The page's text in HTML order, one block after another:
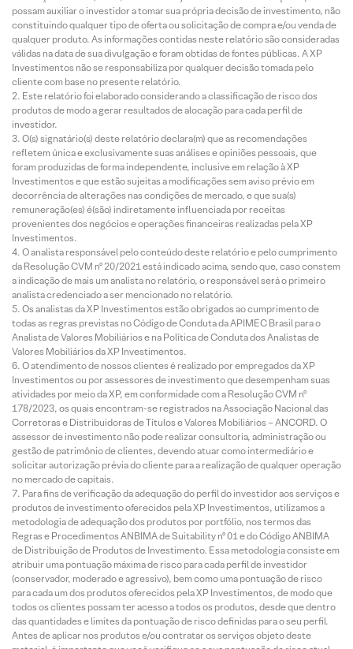
possam auxiliar o investidor a tomar sua própria decisão de investimento, não
constituindo qualquer tipo de oferta ou solicitação de compra e/ou venda de
qualquer produto. As informações contidas neste relatório são consideradas
válidas na data de sua divulgação e foram obtidas de fontes públicas. A XP
Investimentos não se responsabiliza por qualquer decisão tomada pelo
cliente com base no presente relatório.
Este relatório foi elaborado considerando a classificação de risco dos
produtos de modo a gerar resultados de alocação para cada perfil de
investidor.
O(s) signatário(s) deste relatório declara(m) que as recomendações
refletem única e exclusivamente suas análises e opiniões pessoais, que
foram produzidas de forma independente, inclusive em relação à XP
Investimentos e que estão sujeitas a modificações sem aviso prévio em
decorrência de alterações nas condições de mercado, e que sua(s)
remuneração(es) é(são) indiretamente influenciada por receitas
provenientes dos negócios e operações financeiras realizadas pela XP
Investimentos.
O analista responsável pelo conteúdo deste relatório e pelo cumprimento
da Resolução CVM nº 20/2021 está indicado acima, sendo que, caso constem
a indicação de mais um analista no relatório, o responsável será o primeiro
analista credenciado a ser mencionado no relatório.
Os analistas da XP Investimentos estão obrigados ao cumprimento de
todas as regras previstas no Código de Conduta da APIMEC Brasil para o
Analista de Valores Mobiliários e na Política de Conduta dos Analistas de
Valores Mobiliários da XP Investimentos.
O atendimento de nossos clientes é realizado por empregados da XP
Investimentos ou por assessores de investimento que desempenham suas
atividades por meio da XP, em conformidade com a Resolução CVM nº
178/2023, os quais encontram-se registrados na Associação Nacional das
Corretoras e Distribuidoras de Títulos e Valores Mobiliários – ANCORD. O
assessor de investimento não pode realizar consultoria, administração ou
gestão de patrimônio de clientes, devendo atuar como intermediário e
solicitar autorização prévia do cliente para a realização de qualquer operação
no mercado de capitais.
Para fins de verificação da adequação do perfil do investidor aos serviços e
produtos de investimento oferecidos pela XP Investimentos, utilizamos a
metodologia de adequação dos produtos por portfólio, nos termos das
Regras e Procedimentos ANBIMA de Suitability nº 01 e do Código ANBIMA
de Distribuição de Produtos de Investimento. Essa metodologia consiste em
atribuir uma pontuação máxima de risco para cada perfil de investidor
(conservador, moderado e agressivo), bem como uma pontuação de risco
para cada um dos produtos oferecidos pela XP Investimentos, de modo que
todos os clientes possam ter acesso a todos os produtos, desde que dentro
das quantidades e limites da pontuação de risco definidas para o seu perfil.
Antes de aplicar nos produtos e/ou contratar os serviços objeto deste